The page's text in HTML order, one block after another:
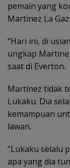
pemain yang
Martinez La
“Hari ini, di
ungkap
saat di Everton.
Martinez tidak
Lukaku. Dia
kemampuan
lawan.
“Lukaku selalu
apa yang dia